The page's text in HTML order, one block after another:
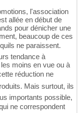
l'association
allée en début de
pour dénicher une
beaucoup de ces
ne paraissent.
tendance à
moins en vue ou à
réduction ne
Mais surtout, ils
importants possible,
ne correspondent